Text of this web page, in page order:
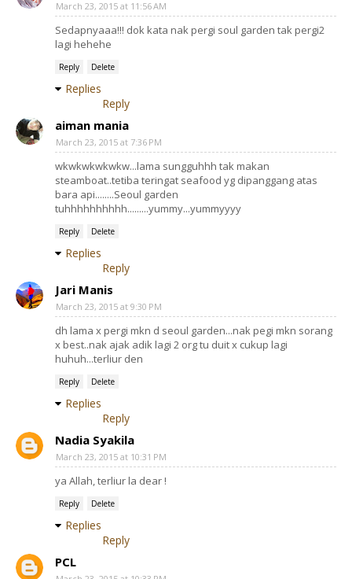
March 23, 2015 at 11:56 AM
Sedapnyaaa!!! dok kata nak pergi soul garden tak pergi2
lagi hehehe
Reply Delete
Replies
Reply
aiman mania
March 23, 2015 at 7:36 PM
wkwkwkwkwkw...lama sungguhhh tak makan
steamboat..tetiba teringat seafood yg dipanggang atas
bara api........Seoul garden
tuhhhhhhhhhh.........yummy...yummyyyy
Reply Delete
Replies
Reply
Jari Manis
March 23, 2015 at 9:30 PM
dh lama x pergi mkn d seoul garden...nak pegi mkn sorang
x best..nak ajak adik lagi 2 org tu duit x cukup lagi
huhuh...terliur den
Reply Delete
Replies
Reply
Nadia Syakila
March 23, 2015 at 10:31 PM
ya Allah, terliur la dear !
Reply Delete
Replies
Reply
PCL